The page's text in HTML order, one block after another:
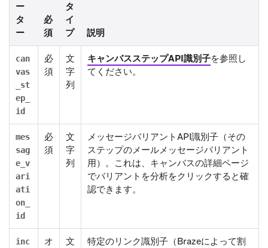
ー
タ
ー
必
須
タ
イ
プ
説明
can
vas
_st
ep_
id
必
須
文
字
列
キャンバスステップAPI識別子を参照し
てください。
mes
sag
e_v
ari
ati
on_
id
必
須
文
字
列
メッセージバリアントAPI識別子（その
ステップのメールメッセージバリアント
用）。これは、 キャンバスの詳細ページ
でバリアントを分析をクリックすると確
認できます。
inc
オ
文
特定のリンク識別子（Brazeによって割